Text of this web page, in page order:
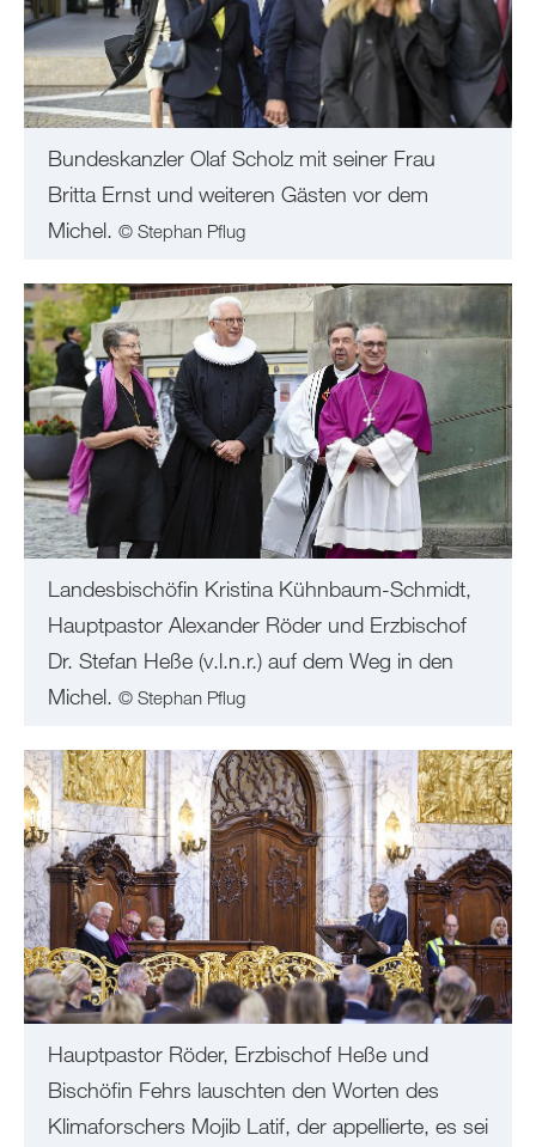
Bundeskanzler Olaf Scholz mit seiner Frau
Britta Ernst und weiteren Gästen vor dem
Michel. © Stephan Pflug
Landesbischöfin Kristina Kühnbaum-Schmidt,
Hauptpastor Alexander Röder und Erzbischof
Dr. Stefan Heße (v.l.n.r.) auf dem Weg in den
Michel. © Stephan Pflug
Hauptpastor Röder, Erzbischof Heße und
Bischöfin Fehrs lauschten den Worten des
Klimaforschers Mojib Latif, der appellierte, es sei